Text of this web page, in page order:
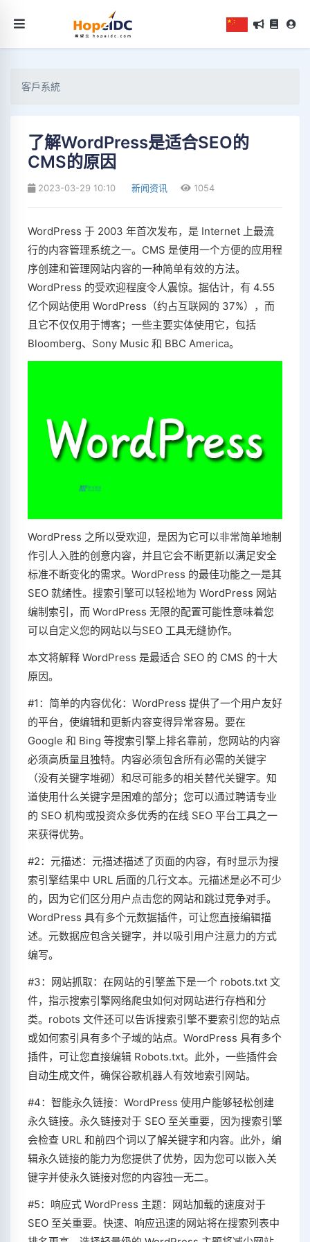
客戶系統
了解WordPress是适合SEO的
CMS的原因
2023-03-29 10:10 新闻资讯 1054
WordPress 于 2003 年首次发布，是 Internet 上最流
行的内容管理系统之一。CMS 是使用一个方便的应用程
序创建和管理网站内容的一种简单有效的方法。
WordPress 的受欢迎程度令人震惊。据估计，有 4.55
亿个网站使用 WordPress（约占互联网的 37%），而
且它不仅仅用于博客；一些主要实体使用它，包括
Bloomberg、Sony Music 和 BBC America。
WordPress 之所以受欢迎，是因为它可以非常简单地制
作引人入胜的创意内容，并且它会不断更新以满足安全
标准不断变化的需求。WordPress 的最佳功能之一是其
SEO 就绪性。搜索引擎可以轻松地为 WordPress 网站
编制索引，而 WordPress 无限的配置可能性意味着您
可以自定义您的网站以与SEO 工具无缝协作。
本文将解释 WordPress 是最适合 SEO 的 CMS 的十大
原因。
#1：简单的内容优化：WordPress 提供了一个用户友好
的平台，使编辑和更新内容变得异常容易。要在
Google 和 Bing 等搜索引擎上排名靠前，您网站的内容
必须高质量且独特。内容必须包含所有必需的关键字
（没有关键字堆砌）和尽可能多的相关替代关键字。知
道使用什么关键字是困难的部分；您可以通过聘请专业
的 SEO 机构或投资众多优秀的在线 SEO 平台工具之一
来获得优势。
#2：元描述：元描述描述了页面的内容，有时显示为搜
索引擎结果中 URL 后面的几行文本。元描述是必不可少
的，因为它们区分用户点击您的网站和跳过竞争对手。
WordPress 具有多个元数据插件，可让您直接编辑描
述。元数据应包含关键字，并以吸引用户注意力的方式
编写。
#3：网站抓取：在网站的引擎盖下是一个 robots.txt 文
件，指示搜索引擎网络爬虫如何对网站进行存档和分
类。robots 文件还可以告诉搜索引擎不要索引您的站点
或如何索引具有多个子域的站点。WordPress 具有多个
插件，可让您直接编辑 Robots.txt。此外，一些插件会
自动生成文件，确保谷歌机器人有效地索引网站。
#4：智能永久链接：WordPress 使用户能够轻松创建
永久链接。永久链接对于 SEO 至关重要，因为搜索引擎
会检查 URL 和前四个词以了解关键字和内容。此外，编
辑永久链接的能力为您提供了优势，因为您可以嵌入关
键字并使永久链接对您的内容独一无二。
#5：响应式 WordPress 主题：网站加载的速度对于
SEO 至关重要。快速、响应迅速的网站将在搜索列表中